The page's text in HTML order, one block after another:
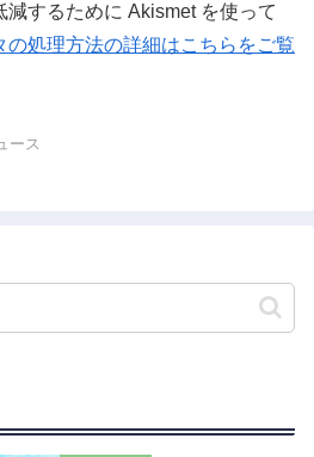
減するために Akismet を使って
の処理方法の詳細はこちらをご覧
ース